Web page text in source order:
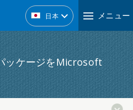
日本 メニュー
ッケージをMicrosoft